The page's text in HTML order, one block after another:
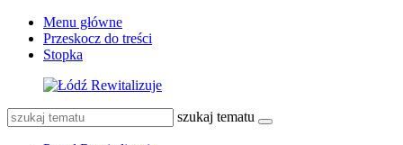
Menu główne
Przeskocz do treści
Stopka
szukaj tematu